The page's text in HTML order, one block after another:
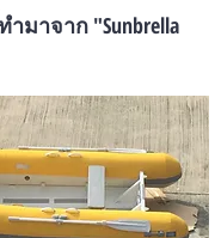
มาจาก "Sunbrella